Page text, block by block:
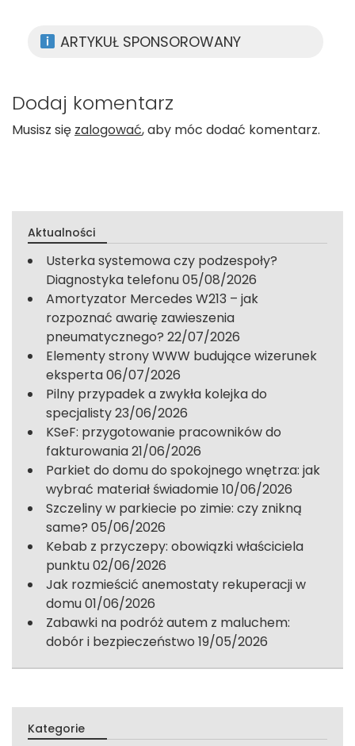
ARTYKUŁ SPONSOROWANY
Dodaj komentarz
Musisz się zalogować, aby móc dodać komentarz.
Aktualności
Usterka systemowa czy podzespoły?
Diagnostyka telefonu05/08/2026
Amortyzator Mercedes W213 – jak
rozpoznać awarię zawieszenia
pneumatycznego? 22/07/2026
Elementy strony WWW budujące wizerunek
eksperta06/07/2026
Pilny przypadek a zwykła kolejka do
specjalisty23/06/2026
KSeF: przygotowanie pracowników do
fakturowania21/06/2026
Parkiet do domu do spokojnego wnętrza: jak
wybrać materiał świadomie 10/06/2026
Szczeliny w parkiecie po zimie: czy znikną
same? 05/06/2026
Kebab z przyczepy: obowiązki właściciela
punktu02/06/2026
Jak rozmieścić anemostaty rekuperacji w
domu01/06/2026
Zabawki na podróż autem z maluchem:
dobór i bezpieczeństwo 19/05/2026
Kategorie